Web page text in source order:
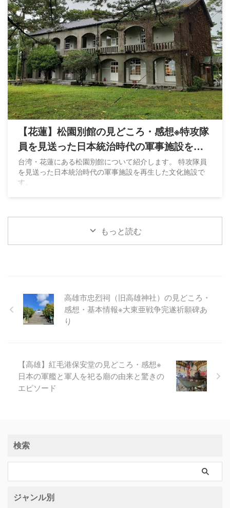
【花蓮】松園別館の見どころ・感想※特攻隊
員を見送った日本統治時代の軍事施設を再
生
台湾・花蓮にある松園別館について紹介します。 特攻隊員
を見送った日本統治時代の軍事施設を再生した文化施設で
す。
もっと読む
高雄市忠烈祠（旧高雄神社）の見どころ・
感想・基本情報※大東亜戦争完遂祈願碑あ
り
【高雄】紅毛港保安堂の見どころ・感想※
日本の軍艦と軍人を祀る廟の由来と驚きの
エピソード
検索
ジャンル別